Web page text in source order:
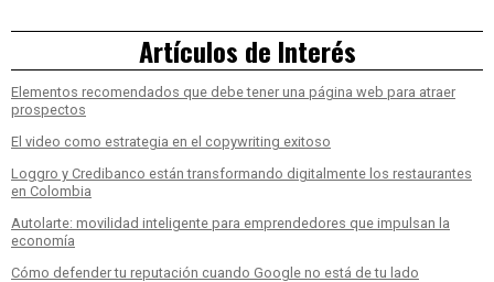
Artículos de Interés
Elementos recomendados que debe tener una página web para atraer
prospectos
El video como estrategia en el copywriting exitoso
Loggro y Credibanco están transformando digitalmente los restaurantes
en Colombia
Autolarte: movilidad inteligente para emprendedores que impulsan la
economía
Cómo defender tu reputación cuando Google no está de tu lado